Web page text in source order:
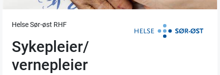
Helse Sør-øst RHF
Sykepleier/
vernepleier